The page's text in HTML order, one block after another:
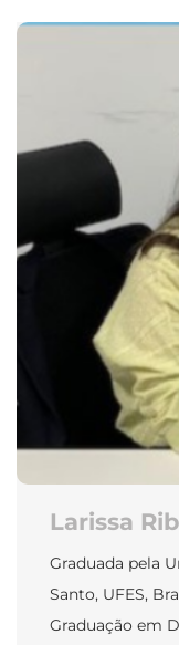
Larissa
Graduada pela
Santo, UFES,
Graduação em